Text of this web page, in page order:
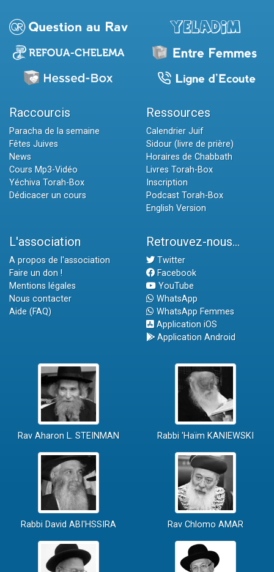
Raccourcis
Paracha de la semaine
Fêtes Juives
News
Cours Mp3-Vidéo
Yéchiva Torah-Box
Dédicacer un cours
Ressources
Calendrier Juif
Sidour (livre de prière)
Horaires de Chabbath
Livres Torah-Box
Inscription
Podcast Torah-Box
English Version
L'association
A propos de l'association
Faire un don !
Mentions légales
Nous contacter
Aide (FAQ)
Retrouvez-nous...
Twitter
Facebook
YouTube
WhatsApp
WhatsApp Femmes
Application iOS
Application Android
Rav Aharon L. STEINMAN Rabbi 'Haïm KANIEWSKI
Rabbi David ABI'HSSIRA Rav Chlomo AMAR